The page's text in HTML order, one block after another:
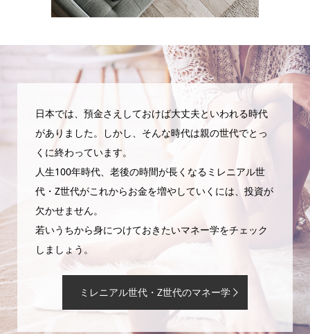
日本では、預金さえしておけば大丈夫といわれる時代
がありました。しかし、そんな時代は親の世代でとっ
くに終わっています。
人生100年時代、老後の時間が長くなるミレニアル世
代・Z世代がこれからお金を増やしていくには、投資が
欠かせません。
若いうちから身につけておきたいマネー学をチェック
しましょう。
ミレニアル世代・Z世代のマネー学